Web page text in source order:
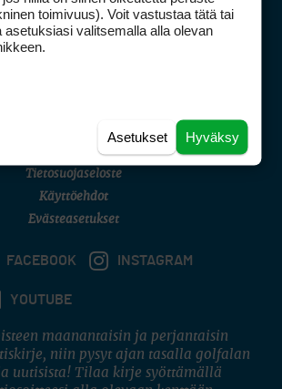
DSA avoimuusraportti
Asiakaspalvelu
(digi) digi@otavamedia.fi
Tietosuojaseloste
Käyttöehdot
Evästeasetukset
FACEBOOK INSTAGRAM
YOUTUBE
maanantaisin ja perjantaisin
niin pysyt ajan tasalla golfalan
uutisista! Tilaa kirje syöttämällä
toimivuus). Voit vastustaa tätä tai
asetuksiasi valitsemalla alla olevan
Hyväksy
Asetukset